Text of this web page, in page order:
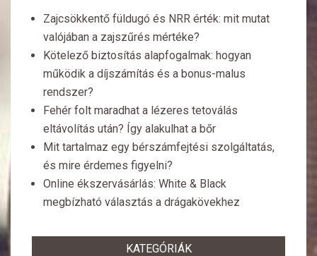
Zajcsökkentő füldugó és NRR érték: mit mutat
valójában a zajszűrés mértéke?
Kötelező biztosítás alapfogalmak: hogyan
működik a díjszámítás és a bonus-malus
rendszer?
Fehér folt maradhat a lézeres tetoválás
eltávolítás után? Így alakulhat a bőr
Mit tartalmaz egy bérszámfejtési szolgáltatás,
és mire érdemes figyelni?
Online ékszervásárlás: White & Black
megbízható választás a drágakövekhez
KATEGÓRIÁK